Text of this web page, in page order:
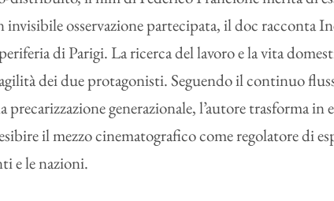
osservazione partecipata, il doc racconta
di Parigi. La ricerca del lavoro e la vita
dei due protagonisti. Seguendo il continuo
generazionale, l’autore trasforma in
il mezzo cinematografico come regolatore di
e le nazioni.